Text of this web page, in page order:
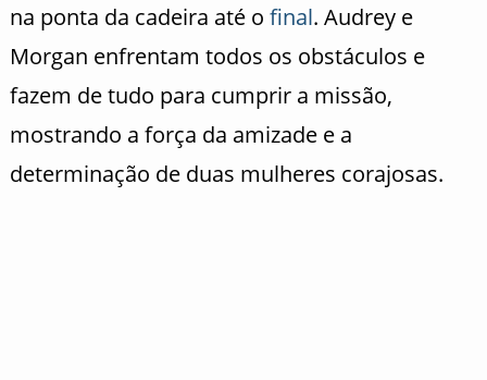
na ponta da cadeira até o final. Audrey e
Morgan enfrentam todos os obstáculos e
fazem de tudo para cumprir a missão,
mostrando a força da amizade e a
determinação de duas mulheres corajosas.